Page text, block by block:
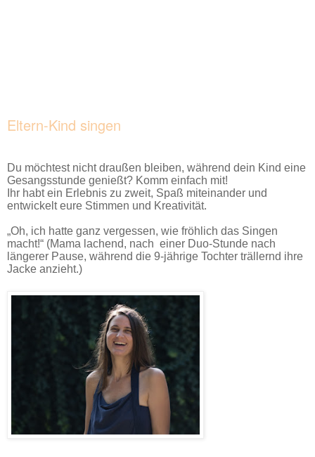
Eltern-Kind singen
Du möchtest nicht draußen bleiben, während dein Kind eine
Gesangsstunde genießt? Komm einfach mit!
Ihr habt ein Erlebnis zu zweit, Spaß miteinander und
entwickelt eure Stimmen und Kreativität.
„Oh, ich hatte ganz vergessen, wie fröhlich das Singen
macht!“ (Mama lachend, nach einer Duo-Stunde nach
längerer Pause, während die 9-jährige Tochter trällernd ihre
Jacke anzieht.)